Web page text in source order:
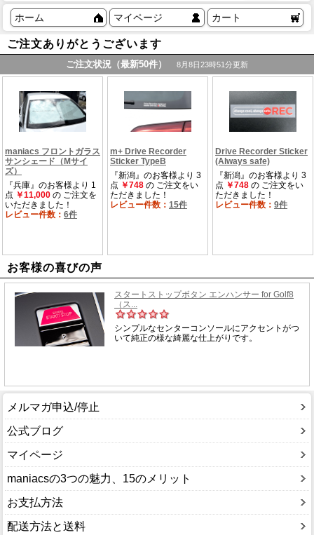
ホーム マイページ カート
ご注文ありがとうございます
お客様の喜びの声
メルマガ申込/停止
公式ブログ
マイページ
maniacsの3つの魅力、15のメリット
お支払方法
配送方法と送料